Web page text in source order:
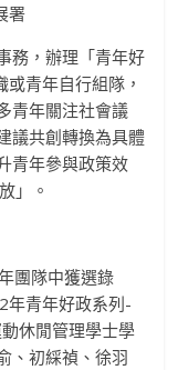
署
務，辦理「青年好
青年自行組隊，
青年關注社會議
議共創轉換為具體
青年參與政策效
」。
團隊中獲選錄
年青年好政系列-
休閒管理學士學
、初綵禎、徐羽